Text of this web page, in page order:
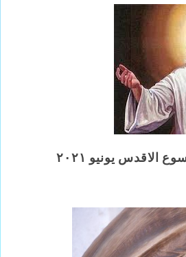
يونيو ٢٠٢١